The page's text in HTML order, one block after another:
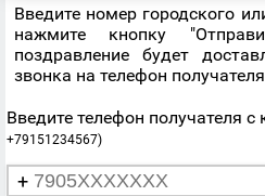
Введите номер городского
нажмите кнопку
поздравление будет
звонка на телефон
Введите телефон получателя
+79151234567)
+